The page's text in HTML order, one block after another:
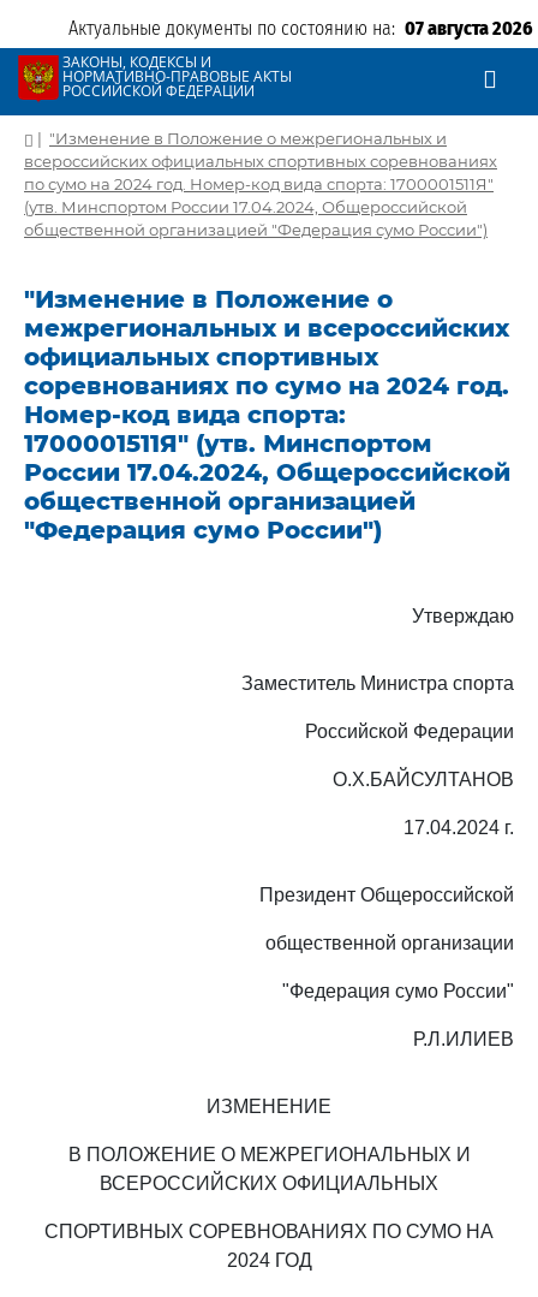
Актуальные документы по состоянию на: 07 августа 2026
ЗАКОНЫ, КОДЕКСЫ И
НОРМАТИВНО-ПРАВОВЫЕ АКТЫ
РОССИЙСКОЙ ФЕДЕРАЦИИ
| "Изменение в Положение о межрегиональных и
всероссийских официальных спортивных соревнованиях
по сумо на 2024 год. Номер-код вида спорта: 1700001511Я"
(утв. Минспортом России 17.04.2024, Общероссийской
общественной организацией "Федерация сумо России")
"Изменение в Положение о
межрегиональных и всероссийских
официальных спортивных
соревнованиях по сумо на 2024 год.
Номер-код вида спорта:
1700001511Я" (утв. Минспортом
России 17.04.2024, Общероссийской
общественной организацией
"Федерация сумо России")
Утверждаю
Заместитель Министра спорта
Российской Федерации
О.Х.БАЙСУЛТАНОВ
17.04.2024 г.
Президент Общероссийской
общественной организации
"Федерация сумо России"
Р.Л.ИЛИЕВ
ИЗМЕНЕНИЕ
В ПОЛОЖЕНИЕ О МЕЖРЕГИОНАЛЬНЫХ И
ВСЕРОССИЙСКИХ ОФИЦИАЛЬНЫХ
СПОРТИВНЫХ СОРЕВНОВАНИЯХ ПО СУМО НА
2024 ГОД